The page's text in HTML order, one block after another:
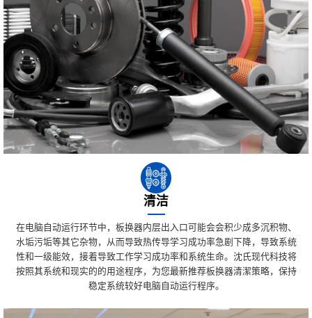
清洁
在电脑自动运行环节中，板换器内层出入口可能会会积少成多沉积物、
水垢污垢等其它杂物，从而导致热传导学习成功率急剧下降，导致系统
性和一级能效，接着导致工作学习成功率和系统生命。沈氏现代科技将
按照其系统和现实的的用途程序，为您最新推荐板换器清潔策略，保持
稳定系统较好电脑自动运行程序。